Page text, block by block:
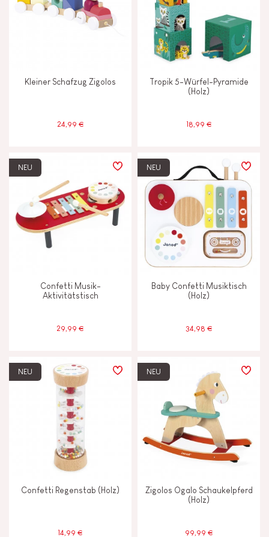
Kleiner Schafzug Zigolos
24,99 €
Tropik 5-Würfel-Pyramide
(Holz)
18,99 €
NEU
Confetti Musik-
Aktivitätstisch
29,99 €
NEU
Baby Confetti Musiktisch
(Holz)
34,98 €
NEU
Confetti Regenstab (Holz)
14,99 €
NEU
Zigolos Ogalo Schaukelpferd
(Holz)
99,99 €